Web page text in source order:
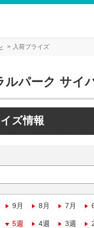
入荷プライズ
ルパーク サイ
ズ情報
9月 8月 7月
5週 4週 3週